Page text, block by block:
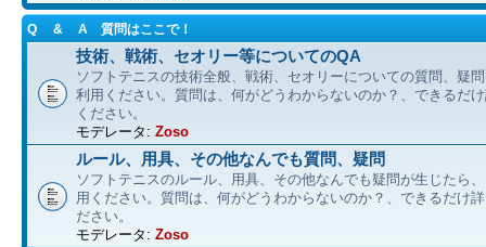
Q & A 質問はここで！
技術、戦術、セオリー等についてのQA
ソフトテニスの技術全般、戦術、セオリーについての質問、疑
利用ください。質問は、何がどうわからないのか？、できるだ
ください。
モデレータ: Zoso
ルール、用具、その他なんでも質問、疑問
ソフトテニスのルール、用具、その他なんでも疑問が生じたら
用ください。質問は、何がどうわからないのか？、できるだけ
ださい。
モデレータ: Zoso